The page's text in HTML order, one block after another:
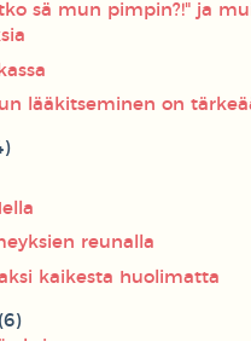
sä mun pimpin?!" ja
lääkitseminen on
reunalla
kaikesta huolimatta